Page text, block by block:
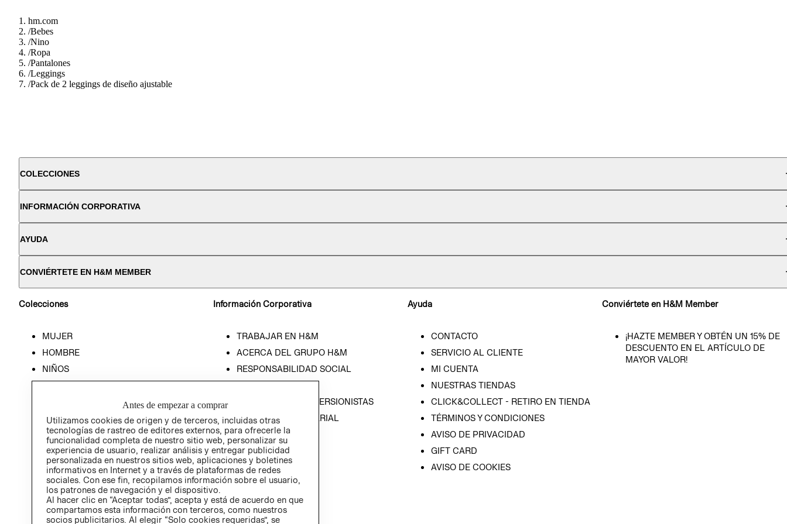
hm.com
/Bebes
/Nino
/Ropa
/Pantalones
/Leggings
/Pack de 2 leggings de diseño ajustable
COLECCIONES
INFORMACIÓN CORPORATIVA
AYUDA
CONVIÉRTETE EN H&M MEMBER
Colecciones
MUJER
HOMBRE
NIÑOS
Información Corporativa
TRABAJAR EN H&M
ACERCA DEL GRUPO H&M
RESPONSABILIDAD SOCIAL
RELACIÓN CON INVERSIONISTAS
POLÍTICA EMPRESARIAL
Ayuda
CONTACTO
SERVICIO AL CLIENTE
MI CUENTA
NUESTRAS TIENDAS
CLICK&COLLECT - RETIRO EN TIENDA
TÉRMINOS Y CONDICIONES
AVISO DE PRIVACIDAD
GIFT CARD
AVISO DE COOKIES
Conviértete en H&M Member
¡HAZTE MEMBER Y OBTÉN UN 15% DE
DESCUENTO EN EL ARTÍCULO DE
MAYOR VALOR!
Antes de empezar a comprar
Utilizamos cookies de origen y de terceros, incluidas otras
tecnologías de rastreo de editores externos, para ofrecerle la
funcionalidad completa de nuestro sitio web, personalizar su
experiencia de usuario, realizar análisis y entregar publicidad
personalizada en nuestros sitios web, aplicaciones y boletines
informativos en Internet y a través de plataformas de redes
sociales. Con ese fin, recopilamos información sobre el usuario,
los patrones de navegación y el dispositivo.
Al hacer clic en “Aceptar todas”, acepta y está de acuerdo en que
compartamos esta información con terceros, como nuestros
socios publicitarios. Al elegir “Solo cookies requeridas”, se